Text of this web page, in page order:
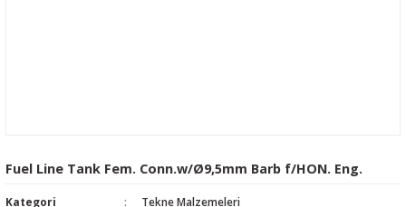
Fuel Line Tank Fem. Conn.w/Ø9,5mm Barb f/HON. Eng.
Kategori
Tekne Malzemeleri